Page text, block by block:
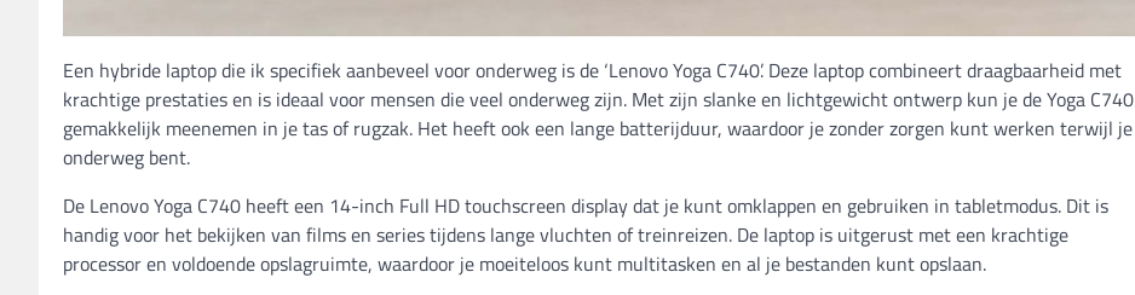
Een hybride laptop die ik specifiek aanbeveel voor onderweg is de ‘Lenovo Yoga C740’. Deze laptop combineert draagbaarheid met
krachtige prestaties en is ideaal voor mensen die veel onderweg zijn. Met zijn slanke en lichtgewicht ontwerp kun je de Yoga C740
gemakkelijk meenemen in je tas of rugzak. Het heeft ook een lange batterijduur, waardoor je zonder zorgen kunt werken terwijl je
onderweg bent.
De Lenovo Yoga C740 heeft een 14-inch Full HD touchscreen display dat je kunt omklappen en gebruiken in tabletmodus. Dit is
handig voor het bekijken van films en series tijdens lange vluchten of treinreizen. De laptop is uitgerust met een krachtige
processor en voldoende opslagruimte, waardoor je moeiteloos kunt multitasken en al je bestanden kunt opslaan.